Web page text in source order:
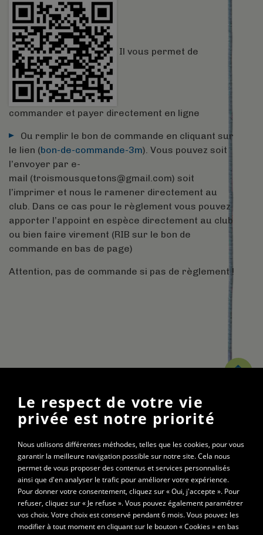
Il vous permet de
commander et payer directement en ligne
Ou remplir le bon de commande en cliquant sur
le lien (bon-de-commande-3m). Vous pouvez soit
l’envoyer par e-
mail (troismousquetons@gmail.com) soit
l’imprimer et nous le ramener directement au
club. Dans ce cas pour le règlement vous pouvez
apporter l’appoint en espèce directement au club
ou bien faire virement (RIB sur le bon de
commande en bas de page)
Attention, pas de commande si pas de règlement !
Gymnase St-Roch
20 rue Charles Démia
les mardis de 20h15 à 22h
les jeudis de 20h à 22h
© 2021 - Les 3 mousquetons
Le respect de votre vie
privée est notre priorité
Nous utilisons différentes méthodes, telles que les cookies, pour vous
garantir la meilleure navigation possible sur notre site. Cela nous
permet de vous proposer des contenus et services personnalisés
ainsi que d'en analyser le trafic pour améliorer votre expérience.
Pour donner votre consentement, cliquez sur « Oui, j'accepte ». Pour
refuser, cliquez sur « Je refuse ». Vous pouvez également paramétrer
vos choix. Votre choix est conservé pendant 6 mois. Vous pouvez les
modifier à tout moment en cliquant sur le bouton « Cookies » en bas